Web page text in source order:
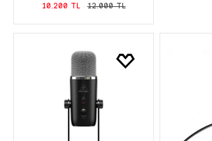
10.200 TL 12.000 TL